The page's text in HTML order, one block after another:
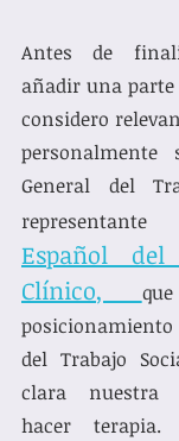
Antes de
añadir una
considero
personalmente
General del
Español del
Clínico,
del Trabajo
clara nuestra
hacer